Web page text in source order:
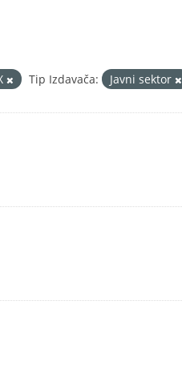
Tip Izdavača: Javni sektor